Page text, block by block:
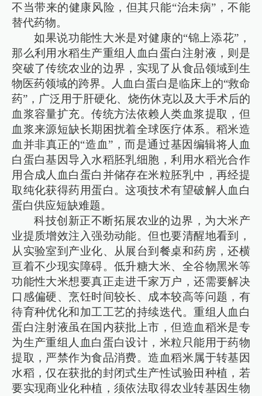
不当带来的健康风险，但其只能“治未病”，不能
替代药物。
如果说功能性大米是对健康的“锦上添花”，
那么利用水稻生产重组人血白蛋白注射液，则是
突破了传统农业的边界，实现了从食品领域到生
物医药领域的跨界。人血白蛋白是临床上的“救命
药”，广泛用于肝硬化、烧伤休克以及大手术后的
血浆容量扩充。传统方法依赖人类血浆提取，但
血浆来源短缺长期困扰着全球医疗体系。稻米造
血并非真正的“造血”，而是通过基因编辑将人血
白蛋白基因导入水稻胚乳细胞，利用水稻光合作
用合成人血白蛋白并储存在米粒胚乳中，再经提
取纯化获得药用蛋白。这项技术有望破解人血白
蛋白供应短缺难题。
科技创新正不断拓展农业的边界，为大米产
业提质增效注入强劲动能。但也要清醒地看到，
从实验室到产业化、从展台到餐桌和药房，还横
亘着不少现实障碍。低升糖大米、全谷物黑米等
功能性大米想要真正走进千家万户，还需要解决
口感偏硬、烹饪时间较长、成本较高等问题，有
待育种优化和加工工艺的持续迭代。重组人血白
蛋白注射液虽在国内获批上市，但造血稻米是专
为生产重组人血白蛋白设计，米粒只能用于药物
提取，严禁作为食品消费。造血稻米属于转基因
水稻，仅在获批的封闭式生产性试验田种植，若
要实现商业化种植，须依法取得农业转基因生物